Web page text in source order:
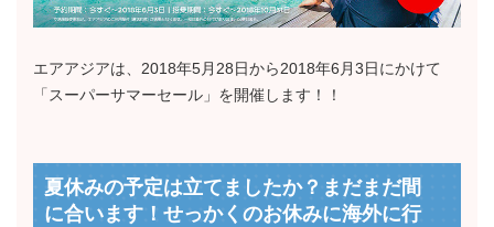
エアアジアは、2018年5月28日から2018年6月3日にかけて
「スーパーサマーセール」を開催します！！
夏休みの予定は立てましたか？まだまだ間
に合います！せっかくのお休みに海外に行